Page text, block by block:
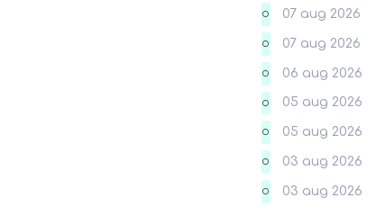
O 07 aug 2026
O 07 aug 2026
O 06 aug 2026
O 05 aug 2026
O 05 aug 2026
O 03 aug 2026
O 03 aug 2026